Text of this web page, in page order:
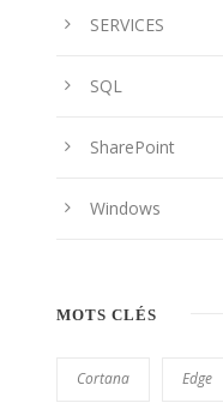
SERVICES
SQL
SharePoint
Windows
MOTS CLÉS
Cortana Edge